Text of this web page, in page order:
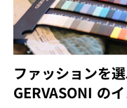
ファッションを
GERVASONI の